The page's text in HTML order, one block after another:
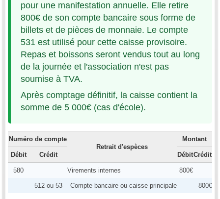
pour une manifestation annuelle. Elle retire
800€ de son compte bancaire sous forme de
billets et de pièces de monnaie. Le compte
531 est utilisé pour cette caisse provisoire.
Repas et boissons seront vendus tout au long
de la journée et l'association n'est pas
soumise à TVA.
Après comptage définitif, la caisse contient la
somme de 5 000€ (cas d'école).
Numéro de compte
Retrait d'espèces
Montant
Débit Crédit DébitCrédit
580 Virements internes 800€
512 ou 53 Compte bancaire ou caisse principale 800€